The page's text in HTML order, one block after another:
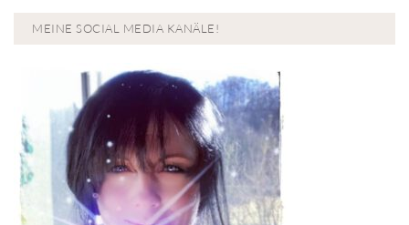
MEINE SOCIAL MEDIA KANÄLE!